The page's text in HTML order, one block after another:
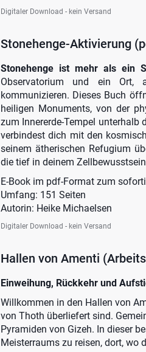
Digitaler Download - kein Versand
Stonehenge-Aktivierung
Stonehenge ist mehr als ein
Observatorium und ein Ort,
kommunizieren. Dieses Buch
heiligen Monuments, von der
zum Innererde-Tempel unterhalb
verbindest dich mit den
seinem ätherischen Refugium
die tief in deinem
E-Book im pdf-Format zum
Umfang: 151 Seiten
Autorin: Heike Michaelsen
Digitaler Download - kein Versand
Hallen von Amenti
Einweihung, Rückkehr und
Willkommen in den Hallen von
von Thoth überliefert sind.
Pyramiden von Gizeh. In dieser
Meisterraums zu reisen, dort, wo